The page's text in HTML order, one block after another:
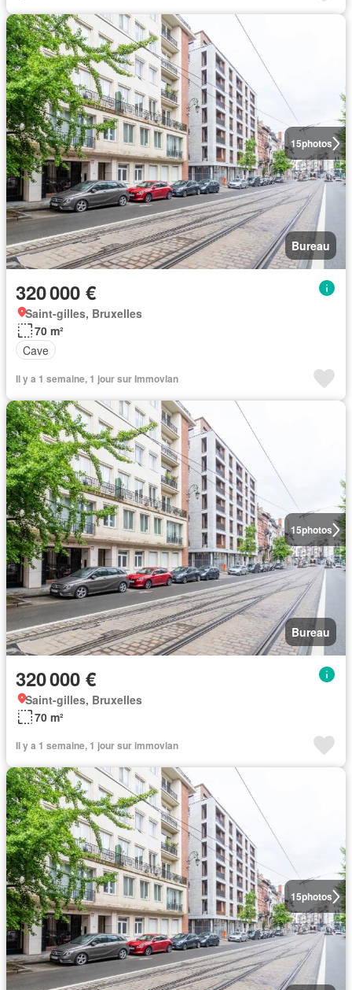
15photos
Bureau
320 000 €
Saint-gilles, Bruxelles
70 m²
Cave
Il y a 1 semaine, 1 jour sur Immovlan
15photos
Bureau
320 000 €
Saint-gilles, Bruxelles
70 m²
Il y a 1 semaine, 1 jour sur immovlan
15photos